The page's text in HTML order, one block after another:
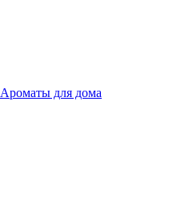
Ароматы для дома